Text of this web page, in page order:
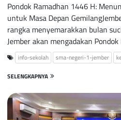
Pondok Ramadhan 1446 H:
untuk Masa Depan
rangka menyemarakkan bulan
Jember akan mengadakan
info-sekolah sma-negeri-1-jember
SELENGKAPNYA